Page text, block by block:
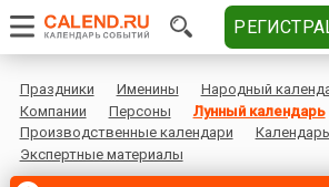
Праздники Именины Народный
Компании
Персоны
Лунный календарь
Производственные календари
Экспертные материалы